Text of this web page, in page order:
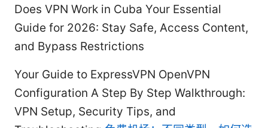
Does VPN Work in Cuba Your Essential
Guide for 2026: Stay Safe, Access Content,
and Bypass Restrictions
Your Guide to ExpressVPN OpenVPN
Configuration A Step By Step Walkthrough:
VPN Setup, Security Tips, and